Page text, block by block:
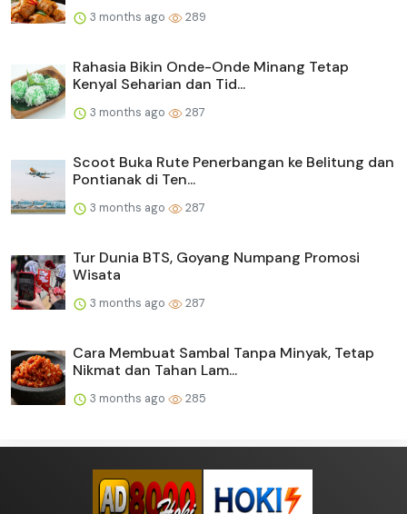
3 months ago 289
Rahasia Bikin Onde-Onde Minang Tetap
Kenyal Seharian dan Tid...
3 months ago 287
Scoot Buka Rute Penerbangan ke Belitung dan
Pontianak di Ten...
3 months ago 287
Tur Dunia BTS, Goyang Numpang Promosi
Wisata
3 months ago 287
Cara Membuat Sambal Tanpa Minyak, Tetap
Nikmat dan Tahan Lam...
3 months ago 285